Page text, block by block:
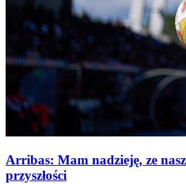
Arribas: Mam nadzieję, ze
przyszłości